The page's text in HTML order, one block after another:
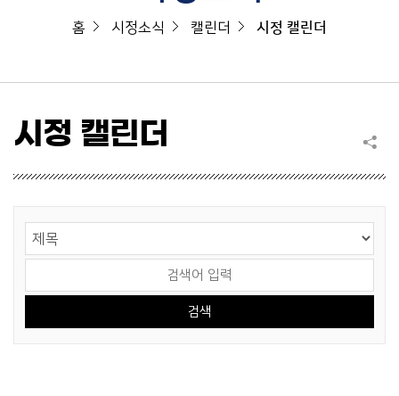
홈 시정소식 캘린더 시정 캘린더
시정 캘린더